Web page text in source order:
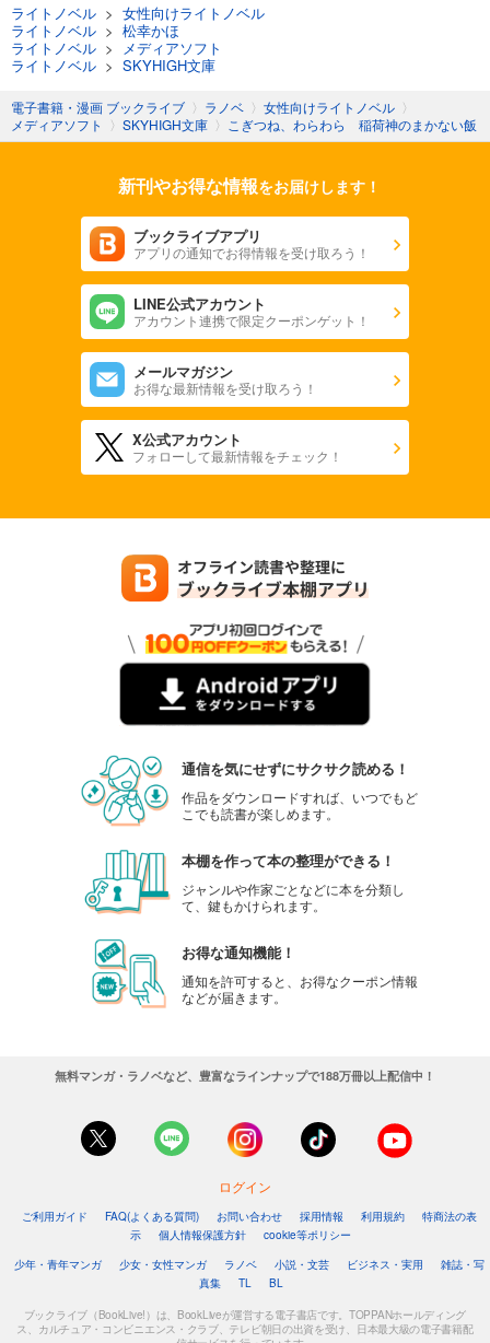
ライトノベル > 女性向けライトノベル
ライトノベル > 松幸かほ
ライトノベル >
メディアソフト
ライトノベル > SKYHIGH文庫
電子書籍・漫画 ブックライブ 〉 ラノベ 〉 女性向けライトノベル 〉
メディアソフト
〉 SKYHIGH文庫 〉 こぎつね、わらわら 稲荷神のまかない飯
新刊やお得な情報をお届けします！
ブックライブアプリ
アプリの通知でお得情報を受け取ろう！
LINE公式アカウント
アカウント連携で限定クーポンゲット！
メールマガジン
お得な最新情報を受け取ろう！
X公式アカウント
フォローして最新情報をチェック！
通信を気にせずにサクサク読める！
作品をダウンロードすれば、いつでもど
こでも読書が楽しめます。
本棚を作って本の整理ができる！
ジャンルや作家ごとなどに本を分類し
て、鍵もかけられます。
お得な通知機能！
通知を許可すると、お得なクーポン情報
などが届きます。
無料マンガ・ラノベなど、豊富なラインナップで188万冊以上配信中！
ログイン
ご利用ガイド FAQ(よくある質問) お問い合わせ 採用情報 利用規約
特商法の表
示
個人情報保護方針
cookie等ポリシー
少年・青年マンガ
少女・女性マンガ ラノベ 小説・文芸 ビジネス・実用
雑誌・写
真集
TL BL
ブックライブ（BookLive!）は、BookLiveが運営する電子書店です。TOPPANホールディング
ス、カルチュア・コンビニエンス・クラブ、テレビ朝日の出資を受け、日本最大級の電子書籍配